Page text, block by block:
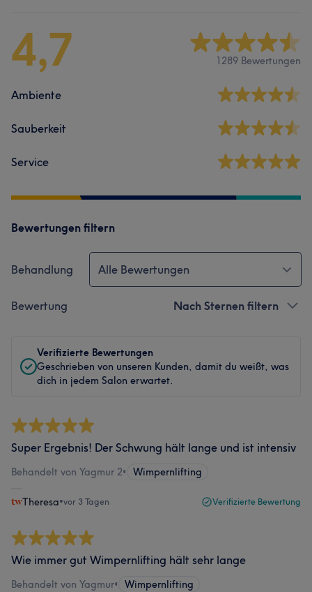
4,7 1289 Bewertungen
Ambiente
Sauberkeit
Service
Bewertungen filtern
Behandlung Alle Bewertungen
Bewertung Nach Sternen filtern
Verifizierte Bewertungen
Geschrieben von unseren Kunden, damit du weißt, was
dich in jedem Salon erwartet.
Super Ergebnis! Der Schwung hält lange und ist intensiv
Behandelt von Yagmur 2• Wimpernlifting
Theresa•vor 3 Tagen Verifizierte Bewertung
Wie immer gut Wimpernlifting hält sehr lange
Behandelt von Yagmur• Wimpernlifting